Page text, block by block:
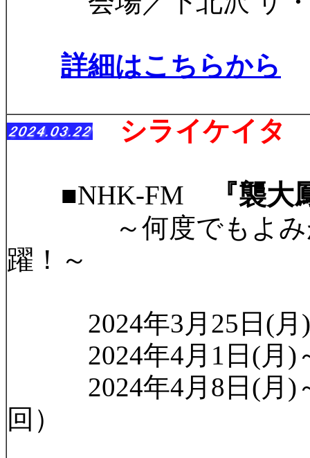
詳細はこちらから
シライケイタ
■NHK-FM 『襲
～何度でもよみが
躍！～
2024年3月25日(月)～
2024年4月1日(月)～4
2024年4月8日(月)～4
回）